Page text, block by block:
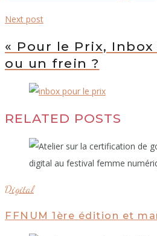
Next post
« Pour le Prix,
ou un frein ?
RELATED POSTS
Digital
FFNUM 1ère édition et